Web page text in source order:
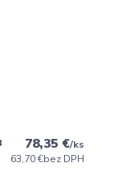
78,35 €/ks
63,70 €bez DPH